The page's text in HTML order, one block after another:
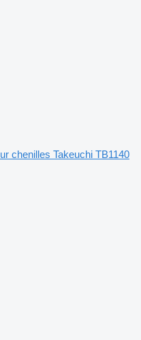
chenilles Takeuchi TB1140